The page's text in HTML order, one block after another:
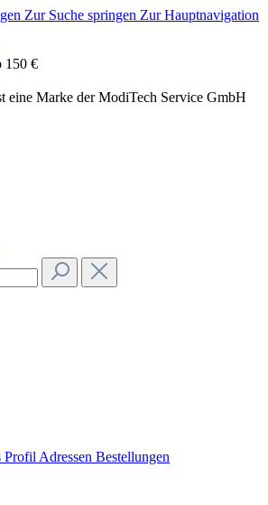
Zur Suche springen Zur Hauptnavigation
150 €
eine Marke der ModiTech Service GmbH
Profil Adressen Bestellungen